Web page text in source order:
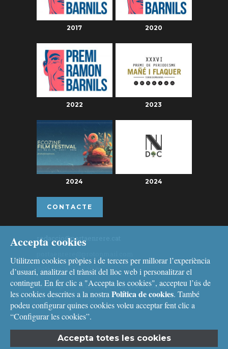
2017 2020
2022 2023
2024 2024
CONTACTE
redaccio@portaenrere.cat
Telèfon: 626 26 19 93
Missatgeria: Whatsapp, Telegram i Signal
Avís legaliPolítica de cookies
Accepta cookies
Utilitzem cookies pròpies i de tercers per millorar l’experiència
d’usuari, analitzar el trànsit del lloc web i personalitzar el
contingut. En fer clic a "Accepta les cookies", accepteu l’ús de
les cookies descrites a la nostra Política de cookies. També
podeu configurar quines cookies voleu acceptar fent clic a
“Configurar les cookies”.
Accepta totes les cookies